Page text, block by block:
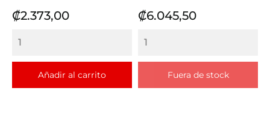
Precio
₡2.373,00
Añadir al carrito
Precio
₡6.045,50
Fuera de stock